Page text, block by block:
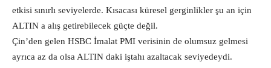
etkisi sınırlı seviyelerde. Kısacası küresel gerginlikler şu an için
ALTIN a alış getirebilecek güçte değil.
Çin’den gelen HSBC İmalat PMI verisinin de olumsuz gelmesi
ayrıca az da olsa ALTIN daki iştahı azaltacak seviyedeydi.